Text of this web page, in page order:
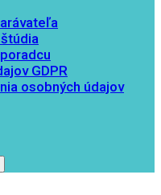
GDPR
osobných údajov